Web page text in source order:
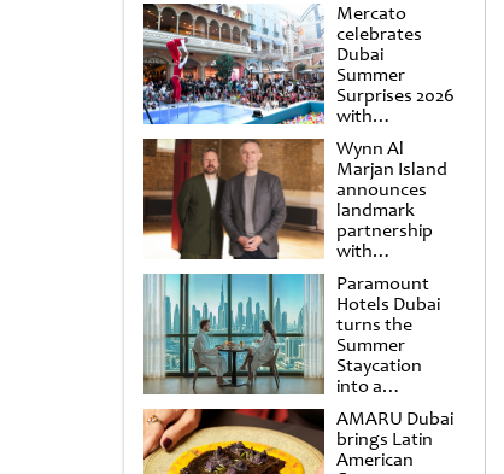
Mercato
celebrates
Dubai
Summer
Surprises 2026
with
spectacular
shows and
raffles
Wynn Al
Marjan Island
announces
landmark
partnership
with
Punchdrunk
Paramount
Hotels Dubai
turns the
Summer
Staycation
into a
cinematic
escape
AMARU Dubai
brings Latin
American